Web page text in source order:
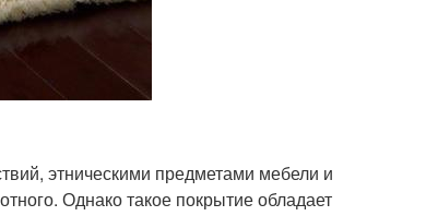
этническими предметами мебели и
Однако такое покрытие обладает